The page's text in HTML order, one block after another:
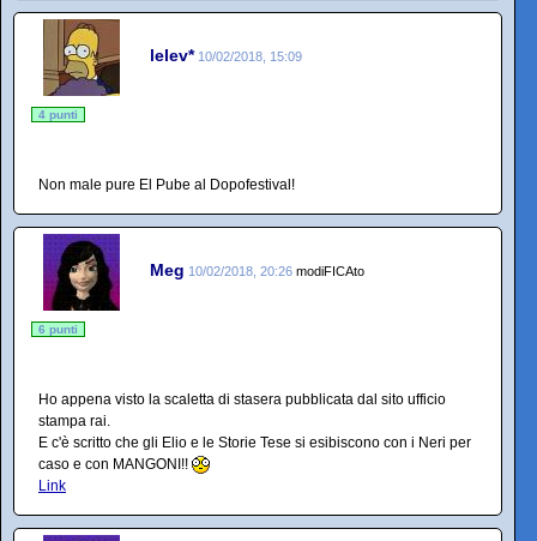
lelev* 10/02/2018, 15:09
4 punti
Non male pure El Pube al Dopofestival!
Meg 10/02/2018, 20:26 modiFICAto
6 punti
Ho appena visto la scaletta di stasera pubblicata dal sito ufficio
stampa rai.
E c'è scritto che gli Elio e le Storie Tese si esibiscono con i Neri per
caso e con MANGONI!!
Link